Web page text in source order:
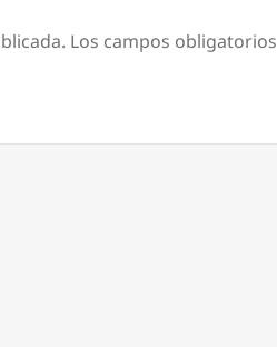
Los campos obligatorios